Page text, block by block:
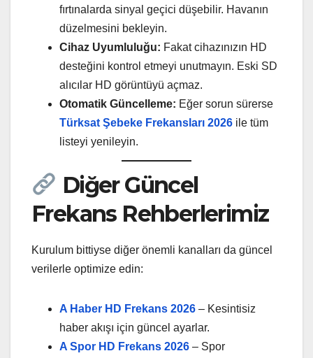
fırtınalarda sinyal geçici düşebilir. Havanın
düzelmesini bekleyin.
Cihaz Uyumluluğu: Fakat cihazınızın HD
desteğini kontrol etmeyi unutmayın. Eski SD
alıcılar HD görüntüyü açmaz.
Otomatik Güncelleme: Eğer sorun sürerse
Türksat Şebeke Frekansları 2026 ile tüm
listeyi yenileyin.
Diğer Güncel
Frekans Rehberlerimiz
Kurulum bittiyse diğer önemli kanalları da güncel
verilerle optimize edin:
A Haber HD Frekans 2026 – Kesintisiz
haber akışı için güncel ayarlar.
A Spor HD Frekans 2026 – Spor